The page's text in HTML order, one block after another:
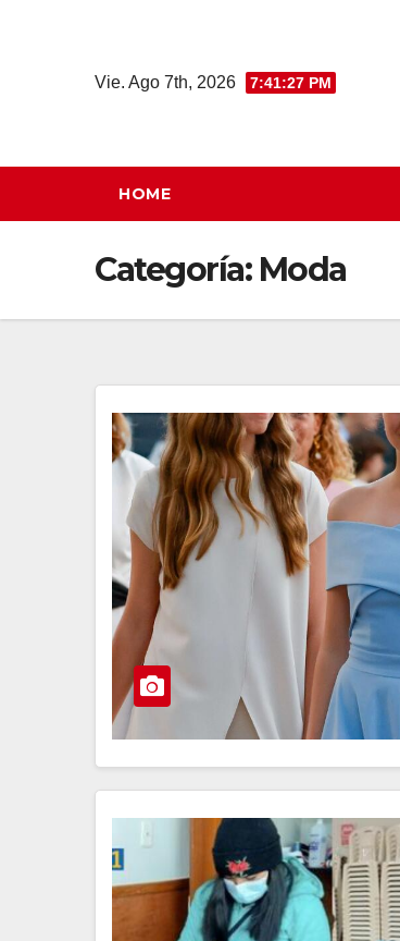
Vie. Ago 7th, 2026 7:41:28 PM
HOME
Categoría: Moda